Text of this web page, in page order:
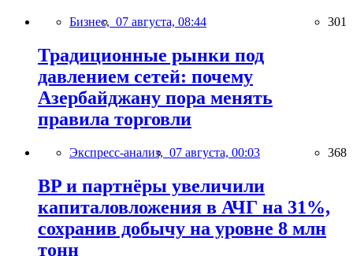
Бизнес, 07 августа, 08:44 301
Традиционные рынки под
давлением сетей: почему
Азербайджану пора менять
правила торговли
Экспресс-анализ, 07 августа, 00:03 368
BP и партнёры увеличили
капиталовложения в АЧГ на 31%,
сохранив добычу на уровне 8 млн
тонн